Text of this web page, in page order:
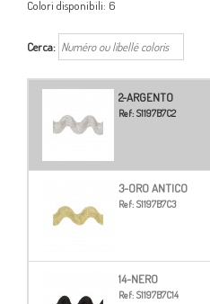
Colori disponibili: 6
Cerca:
2-ARGENTO
Ref: S1197B7C2
3-ORO ANTICO
Ref: S1197B7C3
14-NERO
Ref: S1197B7C14